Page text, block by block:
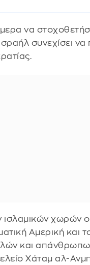
να
συνεχίσει να
ισλαμικών χωρών
Αμερική και
και
Χάταμ αλ-